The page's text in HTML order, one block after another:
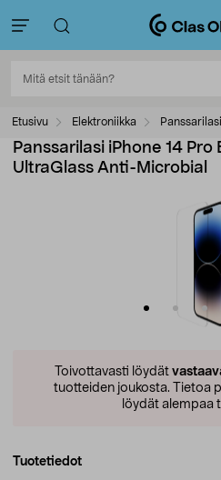
Etusivu Elektroniikka
Panssarilasi iPhone 14
UltraGlass Anti-Microbial
Toivottavasti löydät
tuotteiden joukosta. Tietoa
löydät alempaa
Tuotetiedot